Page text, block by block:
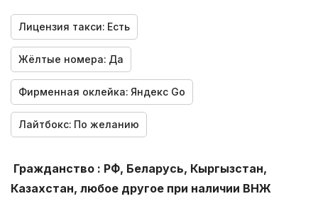
Лицензия такси: Есть
Жёлтые номера: Да
Фирменная оклейка: Яндекс Go
Лайтбокс: По желанию
Гражданство : РФ, Беларусь, Кыргызстан,
Казахстан, любое другое при наличии ВНЖ